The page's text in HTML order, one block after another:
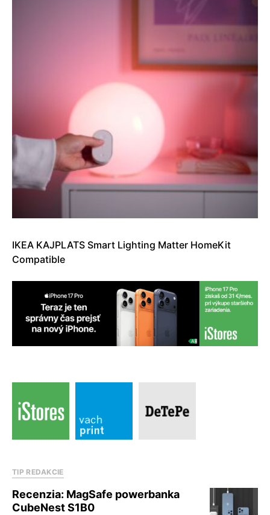
IKEA KAJPLATS Smart Lighting Matter HomeKit
Compatible
TIP REDAKCIE
Recenzia: MagSafe powerbanka
CubeNest S1B0